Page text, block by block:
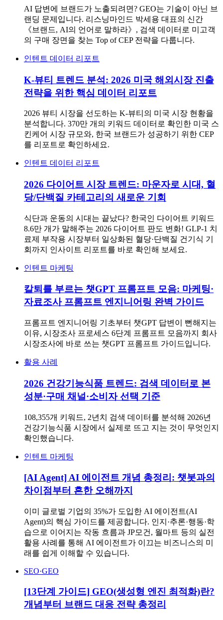
AI 답변에 브랜드가 노출되려면? GEO는 기술이 아닌 브
랜딩 문제입니다. 리스닝마인드 박세용 대표의 신간
《브랜드, AI의 언어로 말하라》, 검색 데이터로 미고객
의 구매 장면을 찾는 Top of CEP 전략을 다룹니다.
인텐트 데이터 리포트
K-뷰티 트렌드 분석: 2026 미국 해외시장 진출
전략을 위한 핵심 데이터 리포트
2026 뷰티 시장을 선도하는 K-뷰티의 미국 시장 현황을
분석합니다. 370만 개의 키워드 데이터로 확인한 미국 스
킨케어 시장 규모와, 한국 브랜드가 성공하기 위한 CEP
를 리포트로 확인하세요.
인텐트 데이터 리포트
2026 다이어트 시장 트렌드: 마운자로 시대, 혈
당/단백질 카테고리의 새로운 기회
식단과 운동의 시대는 끝났다? 한국인 다이어트 키워드
8.6만 개가 말해주는 2026 다이어트 판도 변화! GLP-1 치
료제 부작용 시장부터 일상화된 혈당·단백질 건기식 기
회까지 인사이트 리포트를 바로 확인해 보세요.
인텐트 마케팅
칼퇴를 부르는 챗GPT 프롬프트 모음: 마케팅·
자료조사 프롬프트 엔지니어링 완벽 가이드
프롬프트 엔지니어링 기초부터 챗GPT 답변이 뻔해지는
이유, 시장조사 프로세스 6단계 프롬프트 모음까지 회사
시장조사에 바로 쓰는 챗GPT 프롬프트 가이드입니다.
활용 사례
2026 건강기능식품 트렌드: 검색 데이터로 본
성분·구매 채널·소비자 선택 기준
108,355개 키워드, 2년치 검색 데이터를 분석해 2026년
건강기능식품 시장에서 실제로 뜨고 지는 것이 무엇인지
확인했습니다.
인텐트 마케팅
[AI Agent] AI 에이전트 개념 총정리: 챗봇과의
차이점부터 흔한 오해까지
이미 글로벌 기업의 35%가 도입한 AI 에이전트(AI
Agent)의 핵심 가이드를 제공합니다. 인지·추론·행동·학
습으로 이어지는 작동 흐름과 JP모건, 월마트 등의 실전
활용 사례를 통해 AI 에이전트가 이끄는 비즈니스의 미
래를 쉽게 이해할 수 있습니다.
SEO·GEO
[13단계 가이드] GEO(생성형 엔진 최적화)란?
개념부터 브랜드 대응 전략 총정리